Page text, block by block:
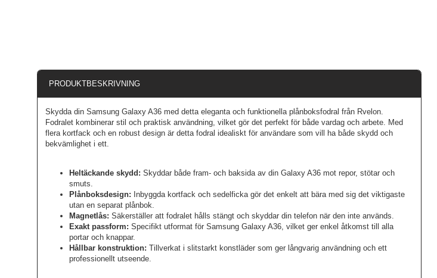
PRODUKTBESKRIVNING
Skydda din Samsung Galaxy A36 med detta eleganta och funktionella plånboksfodral från Rvelon.
Fodralet kombinerar stil och praktisk användning, vilket gör det perfekt för både vardag och arbete. Med
flera kortfack och en robust design är detta fodral idealiskt för användare som vill ha både skydd och
bekvämlighet i ett.
Heltäckande skydd: Skyddar både fram- och baksida av din Galaxy A36 mot repor, stötar och
smuts.
Plånboksdesign: Inbyggda kortfack och sedelficka gör det enkelt att bära med sig det viktigaste
utan en separat plånbok.
Magnetlås: Säkerställer att fodralet hålls stängt och skyddar din telefon när den inte används.
Exakt passform: Specifikt utformat för Samsung Galaxy A36, vilket ger enkel åtkomst till alla
portar och knappar.
Hållbar konstruktion: Tillverkat i slitstarkt konstläder som ger långvarig användning och ett
professionellt utseende.